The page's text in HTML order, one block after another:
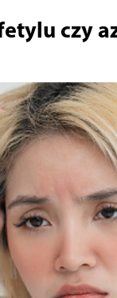
czy